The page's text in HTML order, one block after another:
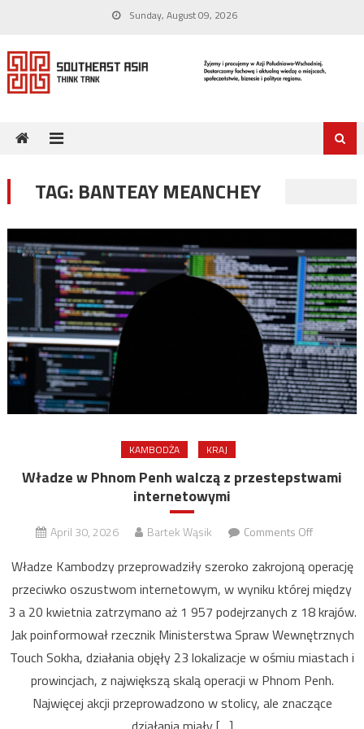
content
Sunday, August 09, 2026
TAG: BANTEAY MEANCHEY
KAMBODŻA KRAJ
Władze w Phnom Penh walczą z przestepstwami
internetowymi
April 30, 2026 Bartek Wąsik Comments Offon
w
Phnom
Penh
walczą
z
Władze Kambodzy przeprowadziły szeroko zakrojoną operację
przeciwko oszustwom internetowym, w wyniku której między
3 a 20 kwietnia zatrzymano aż 1 957 podejrzanych z 18 krajów.
Jak poinformował rzecznik Ministerstwa Spraw Wewnętrznych
Touch Sokha, działania objęły 23 lokalizacje w ośmiu miastach i
prowincjach, z największą skalą operacji w Phnom Penh.
Najwięcej akcji przeprowadzono w stolicy, ale znaczące